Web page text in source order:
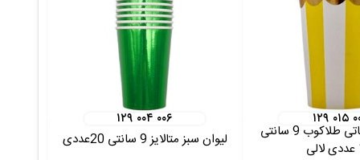
۰۱۵ ۰۰۱
لیوان زردآبنباتی طلاکوب 9 سانتی
۱۲۹ ۰۰۴ ۰۰۶
لیوان سبز متالایز 9 سانتی 20عددی